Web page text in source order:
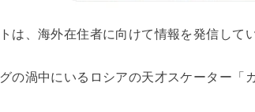
は、海外在住者に向けて情報を発信してい
の渦中にいるロシアの天才スケーター「